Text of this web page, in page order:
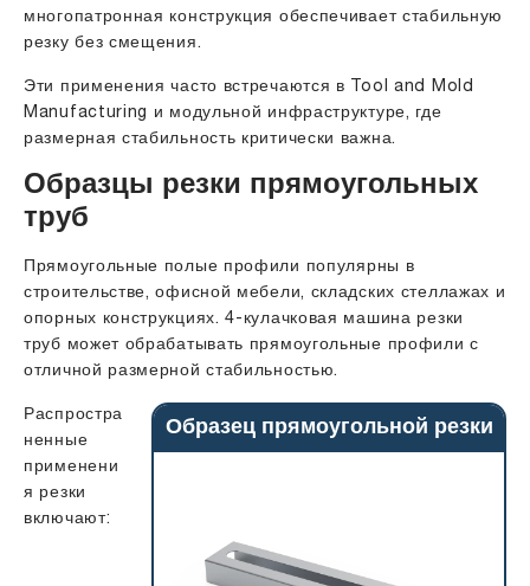
многопатронная конструкция обеспечивает стабильную
резку без смещения.
Эти применения часто встречаются в Tool and Mold
Manufacturing и модульной инфраструктуре, где
размерная стабильность критически важна.
Образцы резки прямоугольных
труб
Прямоугольные полые профили популярны в
строительстве, офисной мебели, складских стеллажах и
опорных конструкциях. 4-кулачковая машина резки
труб может обрабатывать прямоугольные профили с
отличной размерной стабильностью.
Образец прямоугольной резки
Распростра
ненные
применени
я резки
включают: